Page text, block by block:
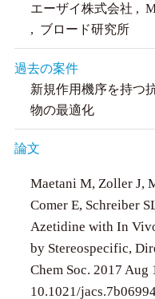
エーザイ株式会社 ,
, ブロード研究所
過去の案件
新規作用機序を持つ
物の最適化
論文
Maetani M, Zoller J,
Comer E, Schreiber
Azetidine with In
by Stereospecific,
Chem Soc. 2017
10.1021/